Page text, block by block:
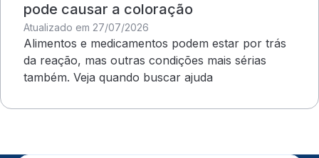
pode causar a coloração
Atualizado em 27/07/2026
Alimentos e medicamentos podem estar por trás
da reação, mas outras condições mais sérias
também. Veja quando buscar ajuda